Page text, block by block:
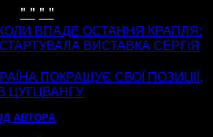
" " " "
ВПАДЕ ОСТАННЯ КРАПЛЯ:
ВИСТАВКА СЕРГІЯ
ПОКРАЩУЄ СВОЇ ПОЗИЦІЇ,
ЦУГЦВАНГУ
АВТОРА